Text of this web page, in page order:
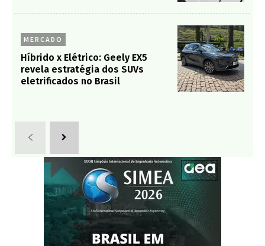
MERCADO
Híbrido x Elétrico: Geely EX5
revela estratégia dos SUVs
eletrificados no Brasil